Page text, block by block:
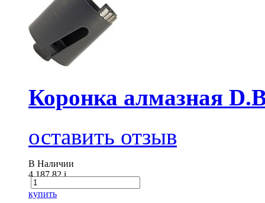
Коронка алмазная
оставить отзыв
В Наличии
4 187.82i
купить